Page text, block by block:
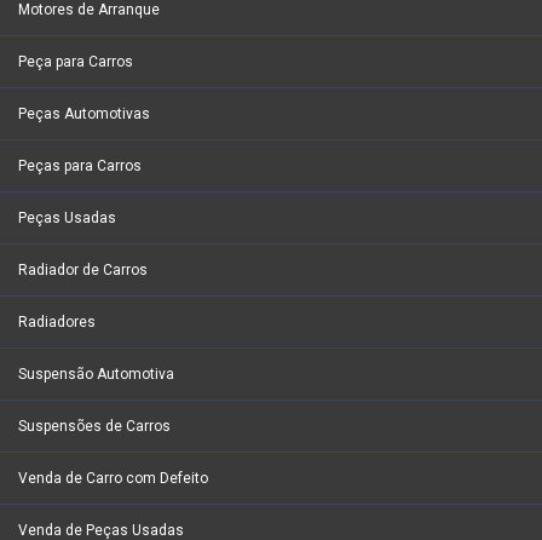
Motores de Arranque
Peça para Carros
Peças Automotivas
Peças para Carros
Peças Usadas
Radiador de Carros
Radiadores
Suspensão Automotiva
Suspensões de Carros
Venda de Carro com Defeito
Venda de Peças Usadas